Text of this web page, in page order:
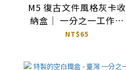
M5 復古文件風格灰卡收
納盒｜ 一分之一工作室
台灣
NT$65